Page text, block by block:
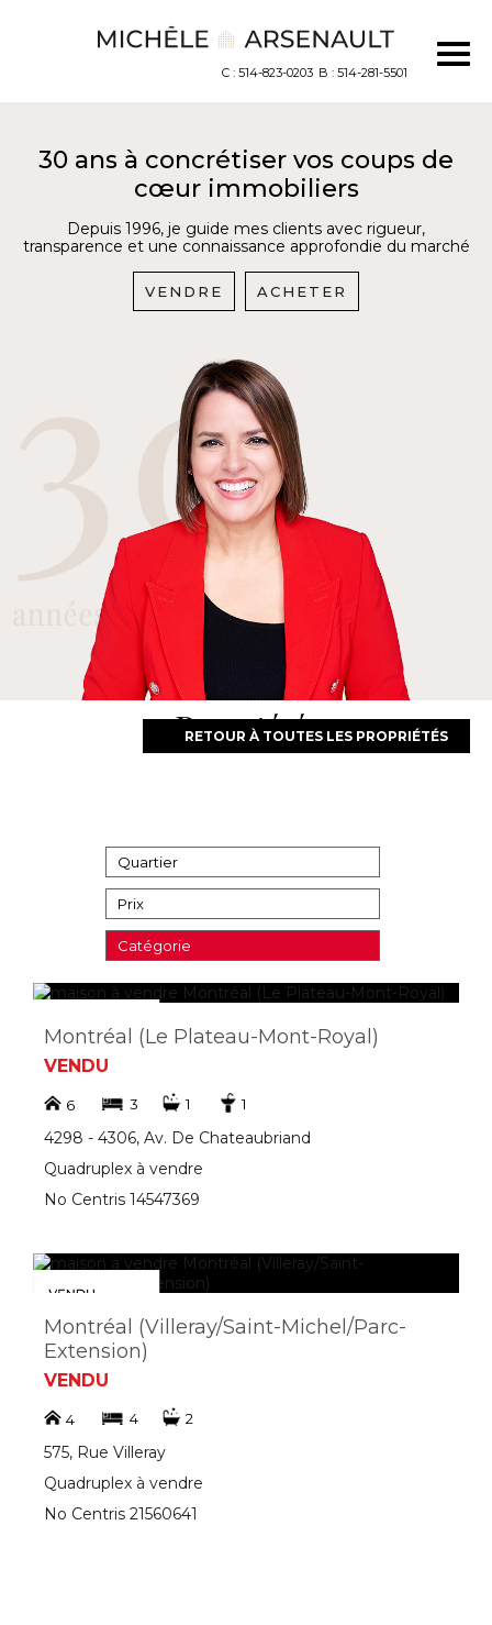
C : 514-823-0203 B : 514-281-5501
30 ans à concrétiser vos coups de
cœur immobiliers
Depuis 1996, je guide mes clients avec rigueur,
transparence et une connaissance approfondie du marché
VENDRE ACHETER
Propriétés
RETOUR À TOUTES LES PROPRIÉTÉS
Quartier
Prix
Catégorie
Montréal (Le Plateau-Mont-Royal)
VENDU
6 3 1 1
4298 - 4306, Av. De Chateaubriand
Quadruplex à vendre
No Centris 14547369
Montréal (Villeray/Saint-Michel/Parc-
Extension)
VENDU
4 4 2
575, Rue Villeray
Quadruplex à vendre
No Centris 21560641